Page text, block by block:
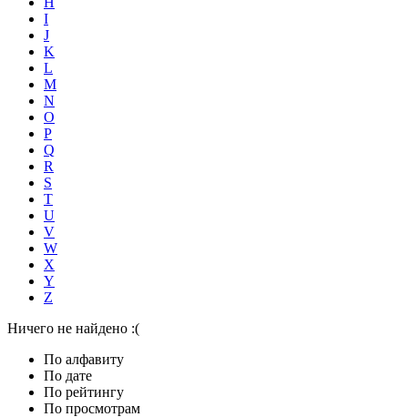
I
J
K
L
M
N
O
P
Q
R
S
T
U
V
W
X
Y
Z
Ничего не найдено :(
По алфавиту
По дате
По рейтингу
По просмотрам